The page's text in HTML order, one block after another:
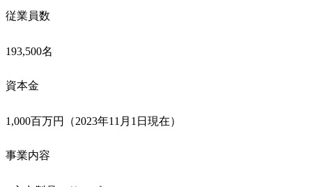
従業員数
193,500名
資本金
1,000百万円（2023年11月1日現在）
事業内容